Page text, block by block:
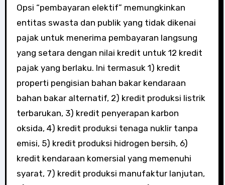
Opsi “pembayaran elektif” memungkinkan
entitas swasta dan publik yang tidak dikenai
pajak untuk menerima pembayaran langsung
yang setara dengan nilai kredit untuk 12 kredit
pajak yang berlaku. Ini termasuk 1) kredit
properti pengisian bahan bakar kendaraan
bahan bakar alternatif, 2) kredit produksi listrik
terbarukan, 3) kredit penyerapan karbon
oksida, 4) kredit produksi tenaga nuklir tanpa
emisi, 5) kredit produksi hidrogen bersih, 6)
kredit kendaraan komersial yang memenuhi
syarat, 7) kredit produksi manufaktur lanjutan,